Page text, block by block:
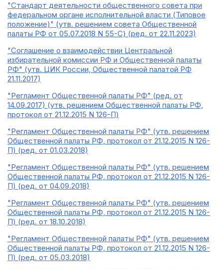
"Стандарт деятельности общественного совета при
федеральном органе исполнительной власти (Типовое
положение)" (утв. решением совета Общественной
палаты РФ от 05.07.2018 N 55-С) (ред. от 22.11.2023)
"Соглашение о взаимодействии Центральной
избирательной комиссии РФ и Общественной палаты
РФ" (утв. ЦИК России, Общественной палатой РФ
21.11.2017)
"Регламент Общественной палаты РФ" (ред. от
14.09.2017) (утв. решением Общественной палаты РФ,
протокол от 21.12.2015 N 126-П)
"Регламент Общественной палаты РФ" (утв. решением
Общественной палаты РФ, протокол от 21.12.2015 N 126-
П) (ред. от 01.03.2018)
"Регламент Общественной палаты РФ" (утв. решением
Общественной палаты РФ, протокол от 21.12.2015 N 126-
П) (ред. от 04.09.2018)
"Регламент Общественной палаты РФ" (утв. решением
Общественной палаты РФ, протокол от 21.12.2015 N 126-
П) (ред. от 18.10.2018)
"Регламент Общественной палаты РФ" (утв. решением
Общественной палаты РФ, протокол от 21.12.2015 N 126-
П) (ред. от 05.03.2018)